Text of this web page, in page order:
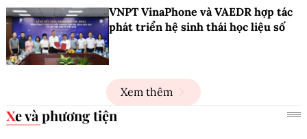
VNPT VinaPhone và VAEDR hợp tác
phát triển hệ sinh thái học liệu số
Xem thêm
Xe và phương tiện